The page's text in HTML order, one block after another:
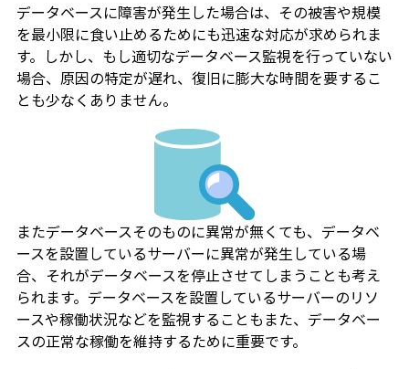
データベースに障害が発生した場合は、その被害や規模
を最小限に食い止めるためにも迅速な対応が求められま
す。しかし、もし適切なデータベース監視を行っていない
場合、原因の特定が遅れ、復旧に膨大な時間を要するこ
とも少なくありません。
またデータベースそのものに異常が無くても、データベ
ースを設置しているサーバーに異常が発生している場
合、それがデータベースを停止させてしまうことも考え
られます。データベースを設置しているサーバーのリソ
ースや稼働状況などを監視することもまた、データベー
スの正常な稼働を維持するために重要です。